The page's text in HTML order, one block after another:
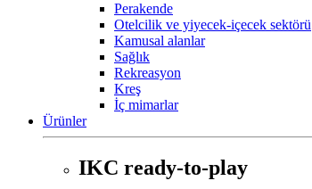
Perakende
Otelcilik ve yiyecek-içecek sektörü
Kamusal alanlar
Sağlık
Rekreasyon
Kreş
İç mimarlar
Ürünler
IKC ready-to-play